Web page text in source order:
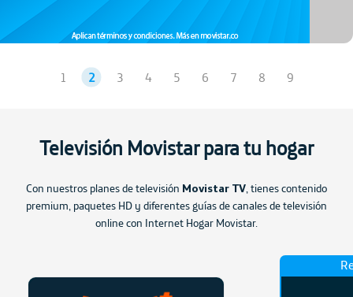
1 2 3 4 5 6 7 8 9
Televisión Movistar para tu hogar
Con nuestros planes de televisión Movistar TV, tienes contenido
premium, paquetes HD y diferentes guías de canales de televisión
online con Internet Hogar Movistar.